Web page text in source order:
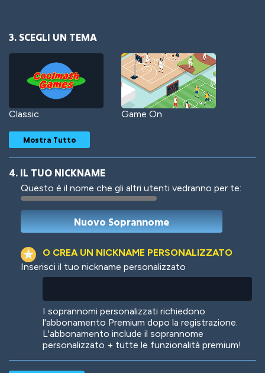
3. SCEGLI UN TEMA
Classic Game On
Woof Jungle Cats
Mostra Tutto
4. IL TUO NICKNAME
Questo è il nome che gli altri utenti vedranno per te:
O CREA UN NICKNAME PERSONALIZZATO
Inserisci il tuo nickname personalizzato
I soprannomi personalizzati richiedono
l'abbonamento Premium dopo la registrazione.
L'abbonamento include il soprannome
personalizzato + tutte le funzionalità premium!